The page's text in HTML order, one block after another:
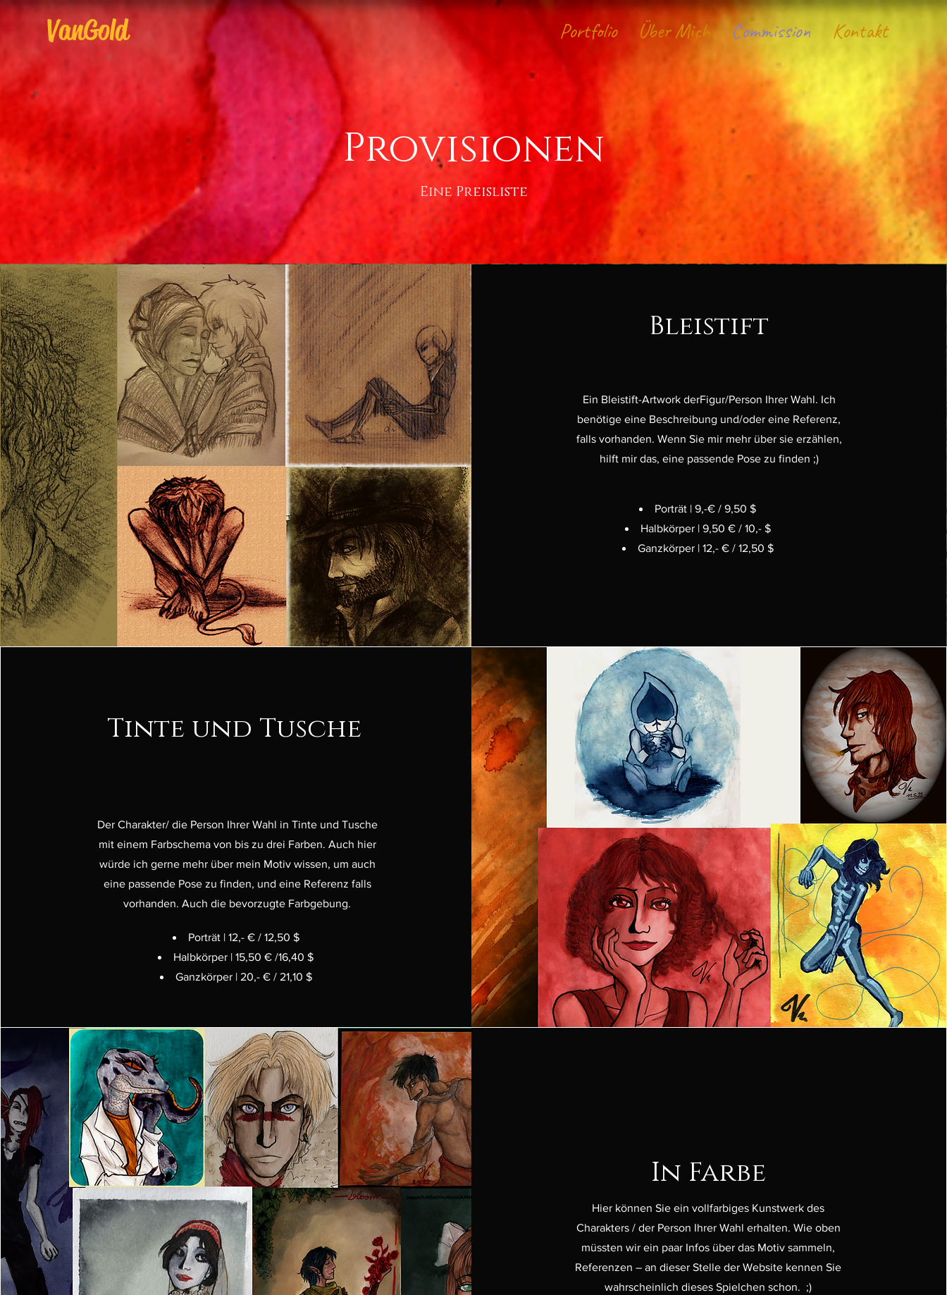
VanGold Portfolio Über Mich Commission Kontakt
Provisionen
Eine Preisliste
Bleistift
Ein Bleistift-Artwork derFigur/Person Ihrer Wahl. Ich
benötige eine Beschreibung und/oder eine Referenz,
falls vorhanden. Wenn Sie mir mehr über sie erzählen,
hilft mir das, eine passende Pose zu finden ;)
Porträt | 9,-€ / 9,50 $
Halbkörper | 9,50 € / 10,- $
Ganzkörper | 12,- € / 12,50 $
Tinte und Tusche
Der Charakter/ die Person Ihrer Wahl in Tinte und Tusche
mit einem Farbschema von bis zu drei Farben. Auch hier
würde ich gerne mehr über mein Motiv wissen, um auch
eine passende Pose zu finden, und eine Referenz falls
vorhanden. Auch die bevorzugte Farbgebung.
Porträt | 12,- € / 12,50 $
Halbkörper | 15,50 € /16,40 $
Ganzkörper | 20,- € / 21,10 $
In Farbe
Hier können Sie ein vollfarbiges Kunstwerk des
Charakters / der Person Ihrer Wahl erhalten. Wie oben
müssten wir ein paar Infos über das Motiv sammeln,
Referenzen – an dieser Stelle der Website kennen Sie
wahrscheinlich dieses Spielchen schon. ;)